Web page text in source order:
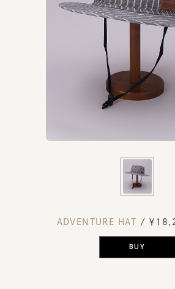
ADVENTURE HAT / ￥
BUY